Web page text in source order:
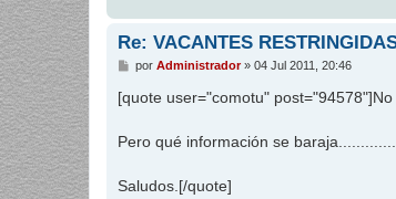
Re: VACANTES
M
n
e
por Administrador» 04 Jul 2011, 20:46
[quote user="comotu"
Pero qué información se baraja...............
Saludos.[/quote]